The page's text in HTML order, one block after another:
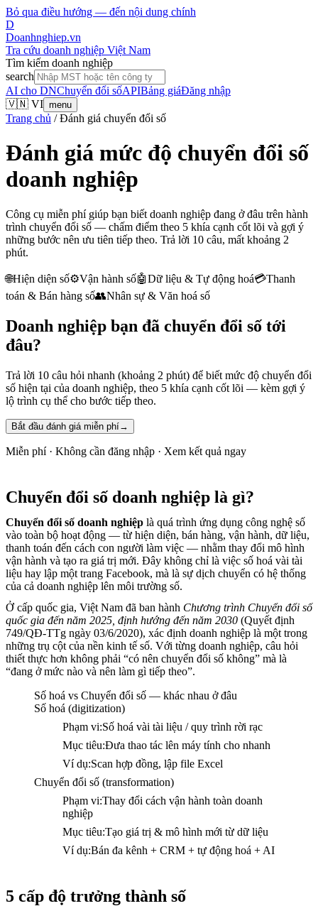
Bỏ qua điều hướng — đến nội dung chính
D
Doanhnghiep.vn
Tra cứu doanh nghiệp Việt Nam
Tìm kiếm doanh nghiệp
search
AI cho DNChuyển đổi sốAPIBảng giáĐăng nhập
🇻🇳 VI menu
Trang chủ /Đánh giá chuyển đổi số
Đánh giá mức độ chuyển đổi số
doanh nghiệp
Công cụ miễn phí giúp bạn biết doanh nghiệp đang ở đâu trên hành
trình chuyển đổi số — chấm điểm theo 5 khía cạnh cốt lõi và gợi ý
những bước nên ưu tiên tiếp theo. Trả lời 10 câu, mất khoảng 2
phút.
🌐Hiện diện số⚙️Vận hành số🤖Dữ liệu & Tự động hoá💳Thanh
toán & Bán hàng số👥Nhân sự & Văn hoá số
Doanh nghiệp bạn đã chuyển đổi số tới
đâu?
Trả lời 10 câu hỏi nhanh (khoảng 2 phút) để biết mức độ chuyển đổi
số hiện tại của doanh nghiệp, theo 5 khía cạnh cốt lõi — kèm gợi ý
lộ trình cụ thể cho bước tiếp theo.
Bắt đầu đánh giá miễn phí→
Miễn phí · Không cần đăng nhập · Xem kết quả ngay
Chuyển đổi số doanh nghiệp là gì?
Chuyển đổi số doanh nghiệp là quá trình ứng dụng công nghệ số
vào toàn bộ hoạt động — từ hiện diện, bán hàng, vận hành, dữ liệu,
thanh toán đến cách con người làm việc — nhằm thay đổi mô hình
vận hành và tạo ra giá trị mới. Đây không chỉ là việc số hoá vài tài
liệu hay lập một trang Facebook, mà là sự dịch chuyển có hệ thống
của cả doanh nghiệp lên môi trường số.
Ở cấp quốc gia, Việt Nam đã ban hành Chương trình Chuyển đổi số
quốc gia đến năm 2025, định hướng đến năm 2030 (Quyết định
749/QĐ-TTg ngày 03/6/2020), xác định doanh nghiệp là một trong
những trụ cột của nền kinh tế số. Với từng doanh nghiệp, câu hỏi
thiết thực hơn không phải “có nên chuyển đổi số không” mà là
“đang ở mức nào và nên làm gì tiếp theo”.
Số hoá vs Chuyển đổi số — khác nhau ở đâu
Số hoá (digitization)
Phạm vi:Số hoá vài tài liệu / quy trình rời rạc
Mục tiêu:Đưa thao tác lên máy tính cho nhanh
Ví dụ:Scan hợp đồng, lập file Excel
Chuyển đổi số (transformation)
Phạm vi:Thay đổi cách vận hành toàn doanh
nghiệp
Mục tiêu:Tạo giá trị & mô hình mới từ dữ liệu
Ví dụ:Bán đa kênh + CRM + tự động hoá + AI
5 cấp độ trưởng thành số